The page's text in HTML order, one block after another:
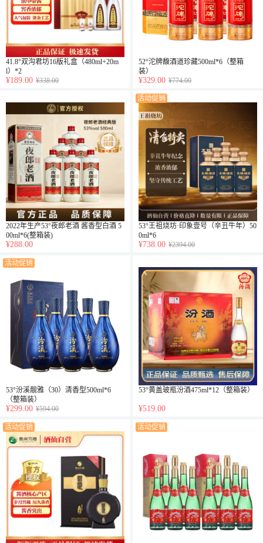
41.8°双沟君坊16版礼盒（480ml+20m
l）*2
¥189.00 ¥338.00
52°沱牌馥酒道珍藏500ml*6（整箱
装）
¥329.00 ¥774.00
2022年生产53°夜郎老酒 酱香型白酒 5
00ml*6(整箱装)
¥288.00
活动促销
53°王祖烧坊·印象壹号（辛丑牛年）50
0ml*6
¥738.00 ¥2394.00
活动促销
53°汾溪靓雅（30）清香型500ml*6
（整箱装）
¥299.00 ¥594.00
53°黄盖玻瓶汾酒475ml*12（整箱装）
¥519.00
活动促销 活动促销